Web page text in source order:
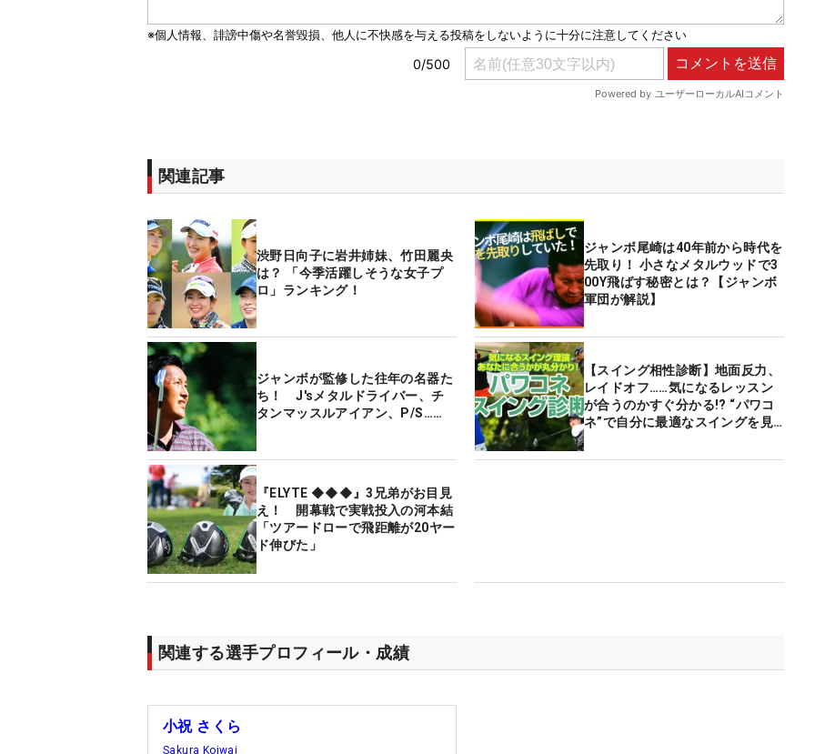
関連記事
渋野日向子に岩井姉妹、竹田麗央
は？ 「今季活躍しそうな女子プ
ロ」ランキング！
ジャンボ尾崎は40年前から時代を
先取り！ 小さなメタルウッドで3
00Y飛ばす秘密とは？【ジャンボ
軍団が解説】
ジャンボが監修した往年の名器た
ち！ J'sメタルドライバー、チ
タンマッスルアイアン、P/S……
【スイング相性診断】地面反力、
レイドオフ……気になるレッスン
が合うのかすぐ分かる!? “パワコ
ネ”で自分に最適なスイングを見
『ELYTE ◆◆◆』3兄弟がお目見
え！ 開幕戦で実戦投入の河本結
「ツアードローで飛距離が20ヤー
ド伸びた」
関連する選手プロフィール・成績
小祝 さくら
Sakura Koiwai